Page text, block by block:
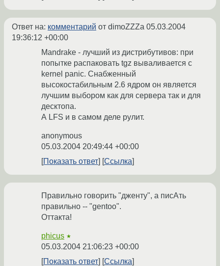
Ответ на: комментарий от dimoZZZa 05.03.2004
19:36:12 +00:00
Mandrake - лучший из дистрибутивов: при
попытке распаковать tgz вываливается с
kernel panic. Снабженный
высокостабильным 2.6 ядром он является
лучшим выбором как для сервера так и для
десктопа.
А LFS и в самом деле рулит.
anonymous
05.03.2004 20:49:44 +00:00
Показать ответ
Ссылка
Правильно говорить "дженту", а писАть
правильно -- "gentoo".
Оттакта!
phicus ★
05.03.2004 21:06:23 +00:00
Показать ответ
Ссылка